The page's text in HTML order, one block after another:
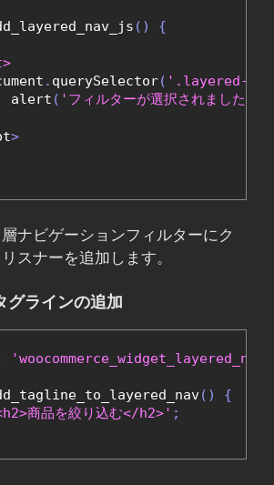
()
{
. querySelector( '.layered-
alert
( 'フィルターが選択されました！'
>
ナビゲーションフィルターにク
スナーを追加します。
グラインの追加
()
{
商品を絞り込む</h2>' ;